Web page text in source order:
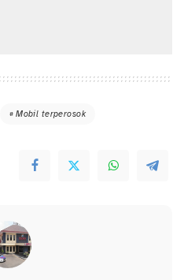
Mobil terperosok